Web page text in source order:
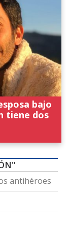
bajo
tiene dos
antihéroes